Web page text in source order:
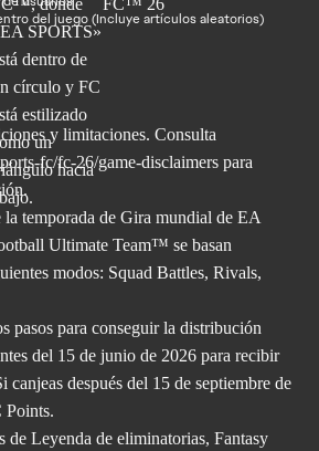
del juego (Incluye artículos aleatorios)
y limitaciones. Consulta
fc/fc-26/game-disclaimers para
temporada de Gira mundial de EA
Ultimate Team™ se basan
modos: Squad Battles, Rivals,
pasos para conseguir la distribución
del 15 de junio de 2026 para recibir
canjeas después del 15 de septiembre de
Points.
de Leyenda de eliminatorias, Fantasy